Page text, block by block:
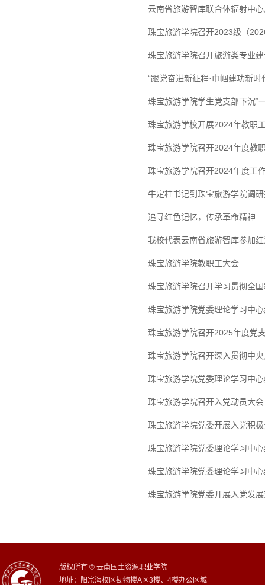
云南省旅游智库联合体辐射中
珠宝旅游学院召开2023级（
珠宝旅游学院召开旅游类专业
“跟党奋进新征程·巾帼建功新
珠宝旅游学院学生党支部下沉“
珠宝旅游学校开展2024年教职
珠宝旅游学院召开2024年度教
珠宝旅游学院召开2024年度工
牛定柱书记到珠宝旅游学院调
追寻红色记忆，传承革命精神
我校代表云南省旅游智库参加
珠宝旅游学院教职工大会
珠宝旅游学院召开学习贯彻全
珠宝旅游学院党委理论学习中
珠宝旅游学院召开2025年度党
珠宝旅游学院召开深入贯彻中
珠宝旅游学院党委理论学习中
珠宝旅游学院召开入党动员大会
珠宝旅游学院党委开展入党积
珠宝旅游学院党委理论学习中
珠宝旅游学院党委理论学习中
珠宝旅游学院党委开展入党发
版权所有 © 云南国土资源职业学院
地址：阳宗海校区勘物楼A区3楼、4楼办公区域